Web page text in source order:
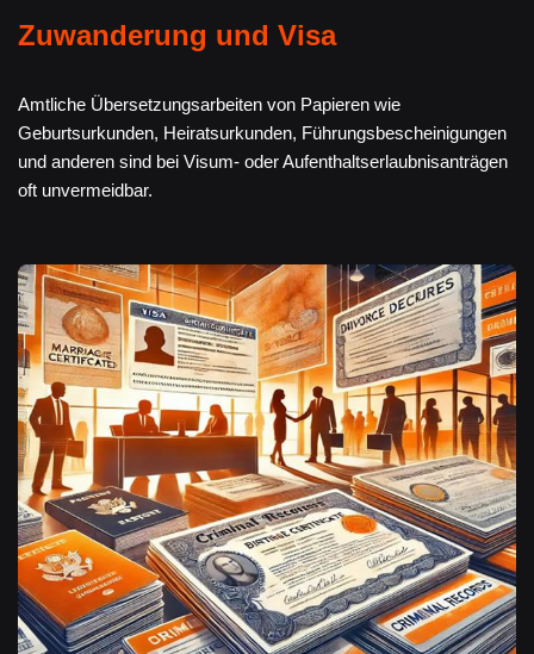
Zuwanderung und Visa
Amtliche Übersetzungsarbeiten von Papieren wie
Geburtsurkunden, Heiratsurkunden, Führungsbescheinigungen
und anderen sind bei Visum- oder Aufenthaltserlaubnisanträgen
oft unvermeidbar.